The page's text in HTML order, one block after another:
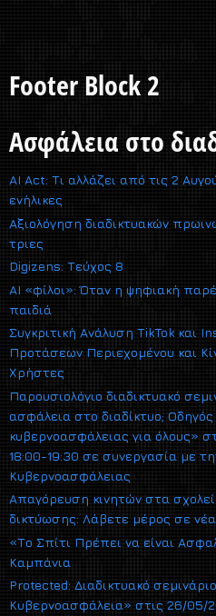
Footer Block 2
Ασφάλεια στο
AI Act: Τι αλλάζει από τις 2
ενήλικες
Αξιολόγηση διαδικτυακών
τριες
Digizens: Τεύχος 8
AI «φίλοι»: Όταν η ψηφιακή
παιδιά
Συγκριτική Ανάλυση TikTok και
Προτάσεων Περιεχομένου και
Χρήστες
Παρουσιολόγιο διαδικτυακό
ασφάλεια στο διαδίκτυο;
κυβερνοασφάλειας για όλους»
18:00-19:30 σε συνεργασία με
Κυβερνοασφάλειας
Απαγόρευση κινητών στα
δικτύωσης: Λάβετε μέρος σε
«Το Σπίτι Πρέπει να είναι
Καμπάνια
Protected: Διαδικτυακό
Κυβερνοασφάλεια» στις 26/05/